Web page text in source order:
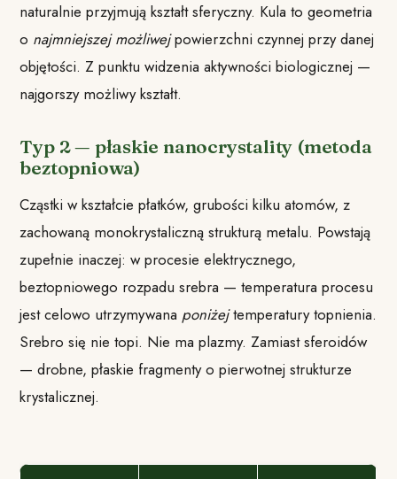
naturalnie przyjmują kształt sferyczny. Kula to geometria
o najmniejszej możliwejpowierzchni czynnej przy danej
objętości. Z punktu widzenia aktywności biologicznej —
najgorszy możliwy kształt.
Typ 2 — płaskie nanocrystality (metoda
beztopniowa)
Cząstki w kształcie płatków, grubości kilku atomów, z
zachowaną monokrystaliczną strukturą metalu. Powstają
zupełnie inaczej: w procesie elektrycznego,
beztopniowego rozpadu srebra — temperatura procesu
jest celowo utrzymywana poniżejtemperatury topnienia.
Srebro się nie topi. Nie ma plazmy. Zamiast sferoidów
— drobne, płaskie fragmenty o pierwotnej strukturze
krystalicznej.